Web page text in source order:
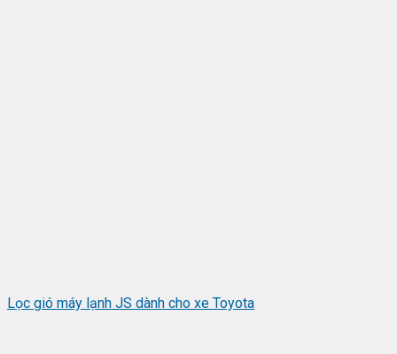
Lọc gió máy lạnh JS dành cho xe Toyota